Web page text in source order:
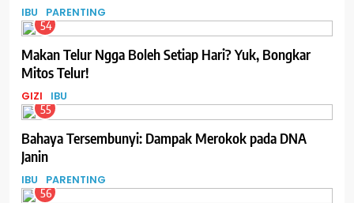
IBU PARENTING
54
Makan Telur Ngga Boleh Setiap Hari? Yuk, Bongkar
Mitos Telur!
GIZI IBU
55
Bahaya Tersembunyi: Dampak Merokok pada DNA
Janin
IBU PARENTING
56